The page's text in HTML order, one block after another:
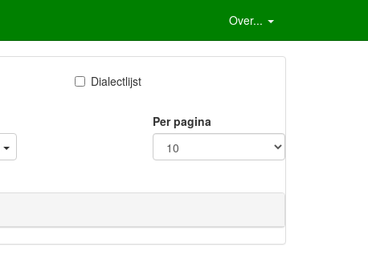
Over...
Dialectlijst
Per pagina